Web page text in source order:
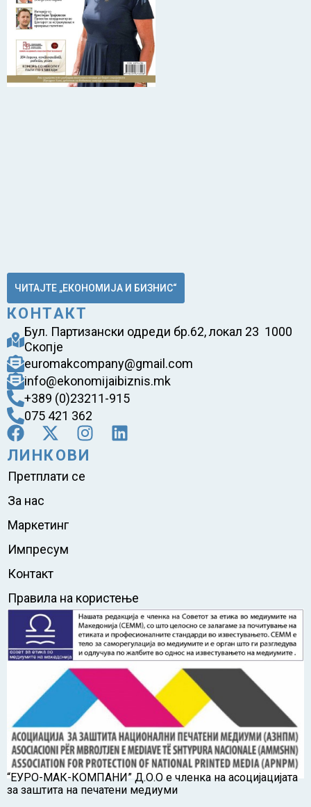
ЧИТАЈТЕ „ЕКОНОМИЈА И БИЗНИС“
КОНТАКТ
Бул. Партизански одреди бр.62, локал 23 1000
Скопје
euromakcompany@gmail.com
info@ekonomijaibiznis.mk
+389 (0)23211-915
075 421 362
ЛИНКОВИ
Претплати се
За нас
Маркетинг
Импресум
Контакт
Правила на користење
“ЕУРО-МАК-КОМПАНИ” Д.О.О е членка на асоцијацијата
за заштита на печатени медиуми